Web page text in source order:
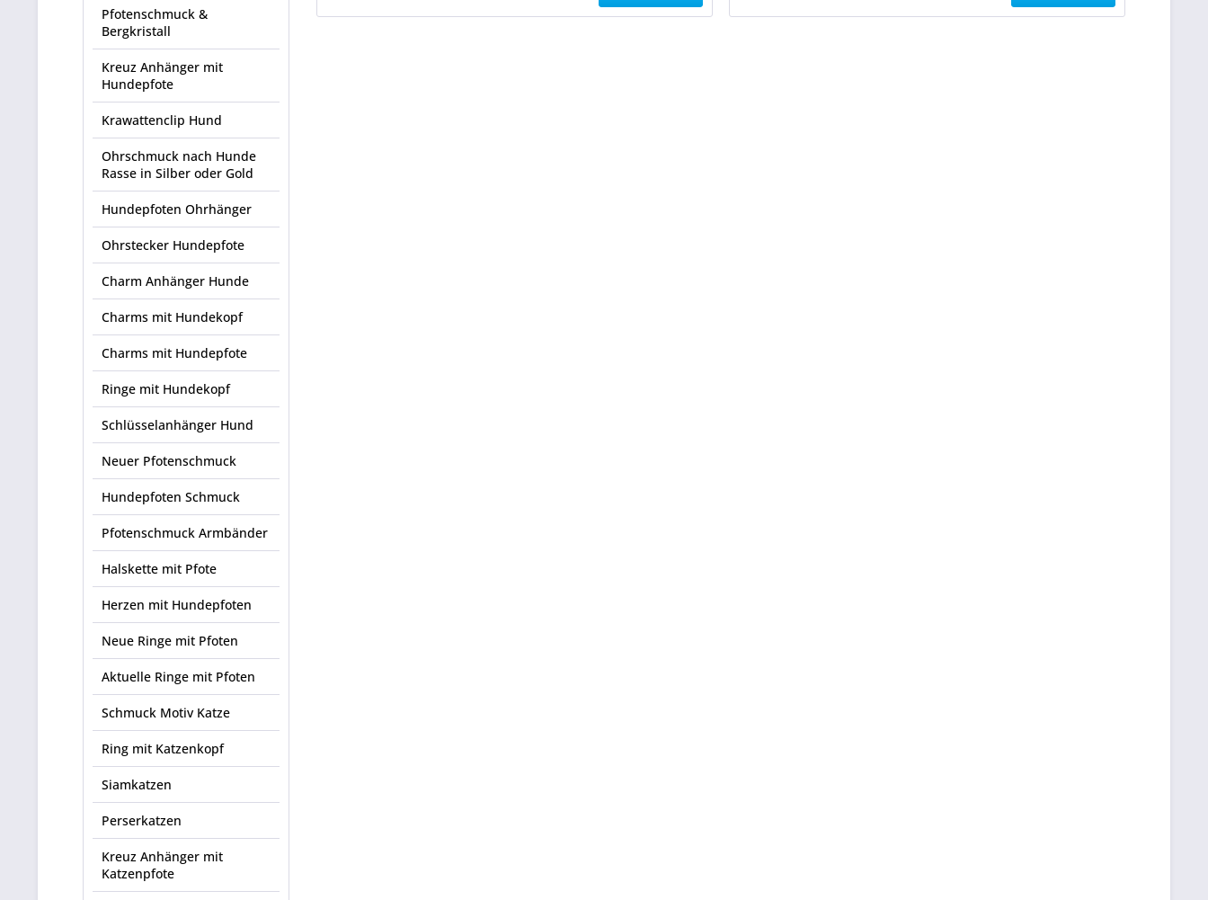
Pfotenschmuck &
Bergkristall
Kreuz Anhänger mit
Hundepfote
Krawattenclip Hund
Ohrschmuck nach Hunde
Rasse in Silber oder Gold
Hundepfoten Ohrhänger
Ohrstecker Hundepfote
Charm Anhänger Hunde
Charms mit Hundekopf
Charms mit Hundepfote
Ringe mit Hundekopf
Schlüsselanhänger Hund
Neuer Pfotenschmuck
Hundepfoten Schmuck
Pfotenschmuck Armbänder
Halskette mit Pfote
Herzen mit Hundepfoten
Neue Ringe mit Pfoten
Aktuelle Ringe mit Pfoten
Schmuck Motiv Katze
Ring mit Katzenkopf
Siamkatzen
Perserkatzen
Kreuz Anhänger mit
Katzenpfote